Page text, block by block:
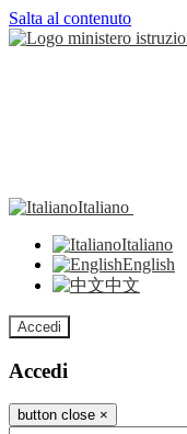
Salta al contenuto
Italiano
Italiano
English
中文
Accedi
Accedi
button close ×